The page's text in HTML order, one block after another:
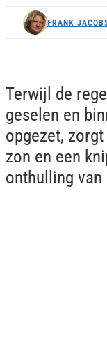
FRANK
Terwijl de
geselen en
opgezet,
zon en een
onthulling van